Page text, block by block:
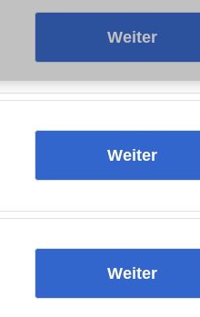
Weiter
Weiter
Weiter